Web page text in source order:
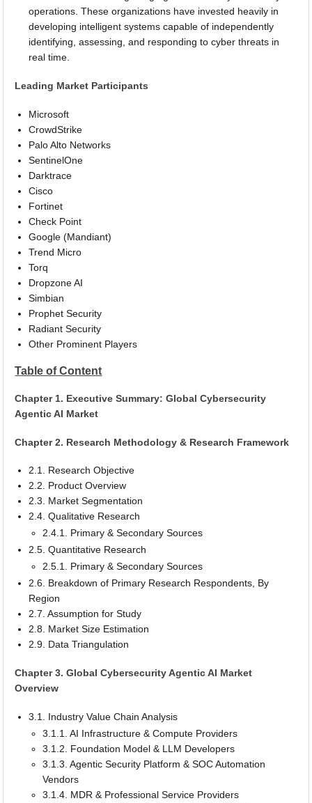
operations. These organizations have invested heavily in
developing intelligent systems capable of independently
identifying, assessing, and responding to cyber threats in
real time.
Leading Market Participants
Microsoft
CrowdStrike
Palo Alto Networks
SentinelOne
Darktrace
Cisco
Fortinet
Check Point
Google (Mandiant)
Trend Micro
Torq
Dropzone AI
Simbian
Prophet Security
Radiant Security
Other Prominent Players
Table of Content
Chapter 1. Executive Summary: Global Cybersecurity
Agentic AI Market
Chapter 2. Research Methodology & Research Framework
2.1. Research Objective
2.2. Product Overview
2.3. Market Segmentation
2.4. Qualitative Research
2.4.1. Primary & Secondary Sources
2.5. Quantitative Research
2.5.1. Primary & Secondary Sources
2.6. Breakdown of Primary Research Respondents, By
Region
2.7. Assumption for Study
2.8. Market Size Estimation
2.9. Data Triangulation
Chapter 3. Global Cybersecurity Agentic AI Market
Overview
3.1. Industry Value Chain Analysis
3.1.1. AI Infrastructure & Compute Providers
3.1.2. Foundation Model & LLM Developers
3.1.3. Agentic Security Platform & SOC Automation
Vendors
3.1.4. MDR & Professional Service Providers